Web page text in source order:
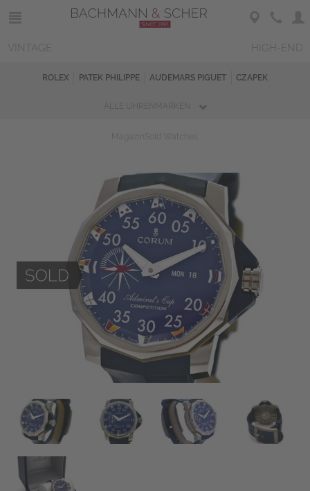
ROLEX PATEK PHILIPPE AUDEMARS PIGUET CZAPEK